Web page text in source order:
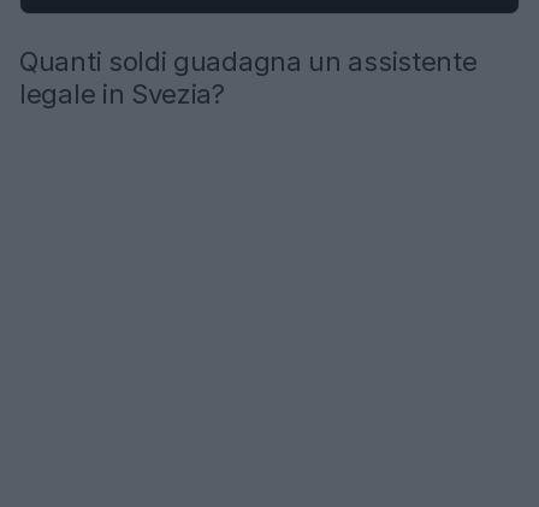
Quanti soldi guadagna un assistente
legale in Svezia?